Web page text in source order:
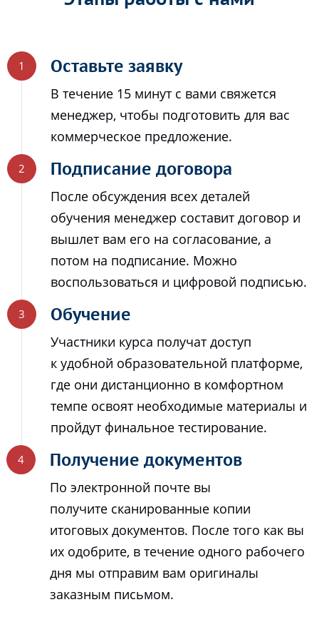
Оставьте заявку
В течение 15 минут с вами свяжется
менеджер, чтобы подготовить для вас
коммерческое предложение.
Подписание договора
После обсуждения всех деталей
обучения менеджер составит договор и
вышлет вам его на согласование, а
потом на подписание. Можно
воспользоваться и цифровой подписью.
Обучение
Участники курса получат доступ
к удобной образовательной платформе,
где они дистанционно в комфортном
темпе освоят необходимые материалы и
пройдут финальное тестирование.
Получение документов
По электронной почте вы
получите сканированные копии
итоговых документов. После того как вы
их одобрите, в течение одного рабочего
дня мы отправим вам оригиналы
заказным письмом.